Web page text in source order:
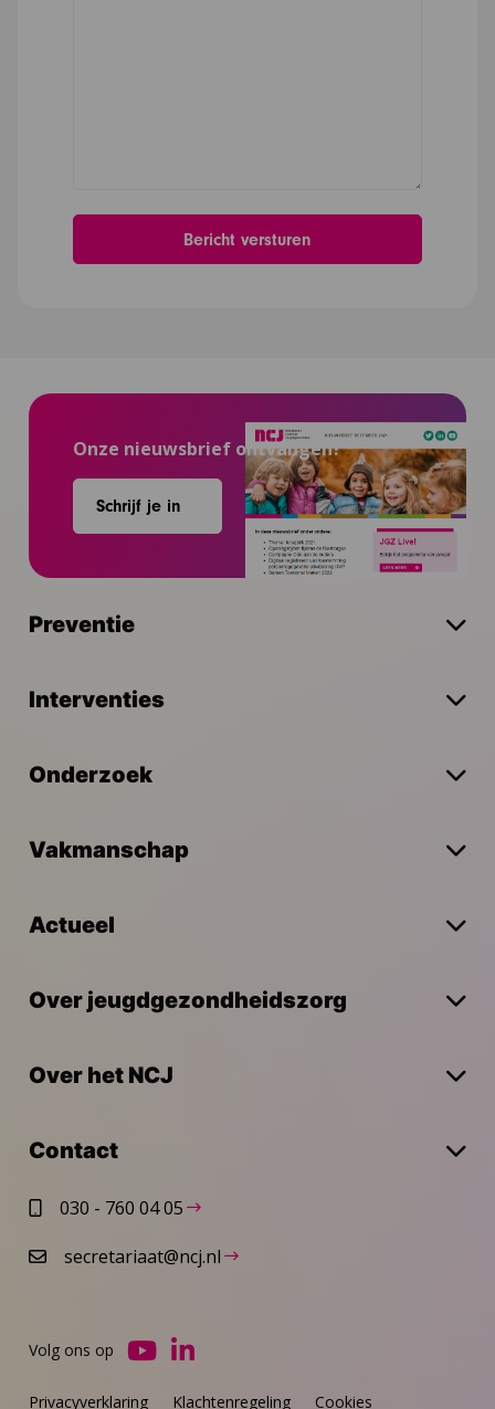
Onze nieuwsbrief ontvangen?
Schrijf je in
Preventie
Interventies
Onderzoek
Vakmanschap
Actueel
Over jeugdgezondheidszorg
Over het NCJ
Contact
030 - 760 04 05
secretariaat@ncj.nl
Privacyverklaring Klachtenregeling Cookies
Volg ons op
Ga
Ga